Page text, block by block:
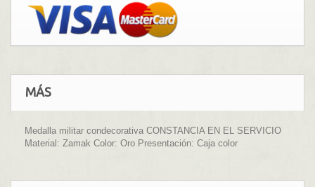
MÁS
Medalla militar condecorativa CONSTANCIA EN EL SERVICIO
Material: Zamak Color: Oro Presentación: Caja color